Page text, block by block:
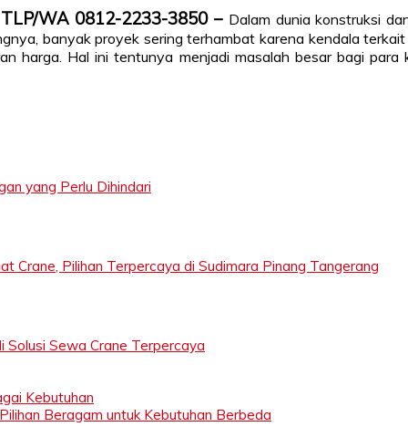
WA 0812-2233-3850 – Dalam dunia konstruksi
banyak proyek sering terhambat karena kendala
harga. Hal ini tentunya menjadi masalah besar bagi
yang Perlu Dihindari
Crane, Pilihan Terpercaya di Sudimara Pinang Tangerang
Solusi Sewa Crane Terpercaya
Kebutuhan
Beragam untuk Kebutuhan Berbeda